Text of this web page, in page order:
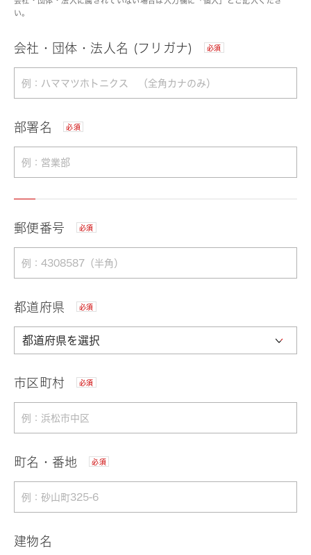
い。
会社・団体・法人名 (フリガナ) 必須
部署名 必須
郵便番号 必須
都道府県 必須
市区町村 必須
町名・番地 必須
建物名